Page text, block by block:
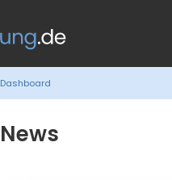
Dashboard
News